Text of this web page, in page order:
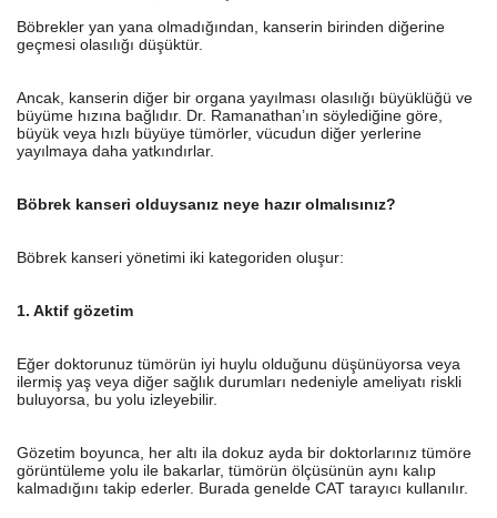
Böbrekler yan yana olmadığından, kanserin birinden diğerine
geçmesi olasılığı düşüktür.
Ancak, kanserin diğer bir organa yayılması olasılığı büyüklüğü ve
büyüme hızına bağlıdır. Dr. Ramanathan’ın söylediğine göre,
büyük veya hızlı büyüye tümörler, vücudun diğer yerlerine
yayılmaya daha yatkındırlar.
Böbrek kanseri olduysanız neye hazır olmalısınız?
Böbrek kanseri yönetimi iki kategoriden oluşur:
1. Aktif gözetim
Eğer doktorunuz tümörün iyi huylu olduğunu düşünüyorsa veya
ilermiş yaş veya diğer sağlık durumları nedeniyle ameliyatı riskli
buluyorsa, bu yolu izleyebilir.
Gözetim boyunca, her altı ila dokuz ayda bir doktorlarınız tümöre
görüntüleme yolu ile bakarlar, tümörün ölçüsünün aynı kalıp
kalmadığını takip ederler. Burada genelde CAT tarayıcı kullanılır.